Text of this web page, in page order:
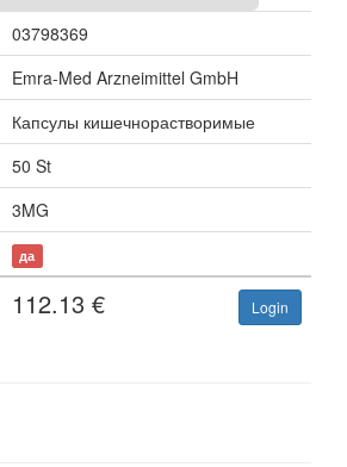
03798369
Emra-Med Arzneimittel GmbH
Капсулы кишечнорастворимые
50 St
3MG
да
112.13 € Login